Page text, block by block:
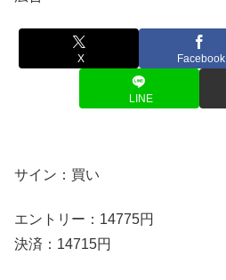
X Facebook
LINE
サイン：買い
エントリー：14775円
決済：14715円